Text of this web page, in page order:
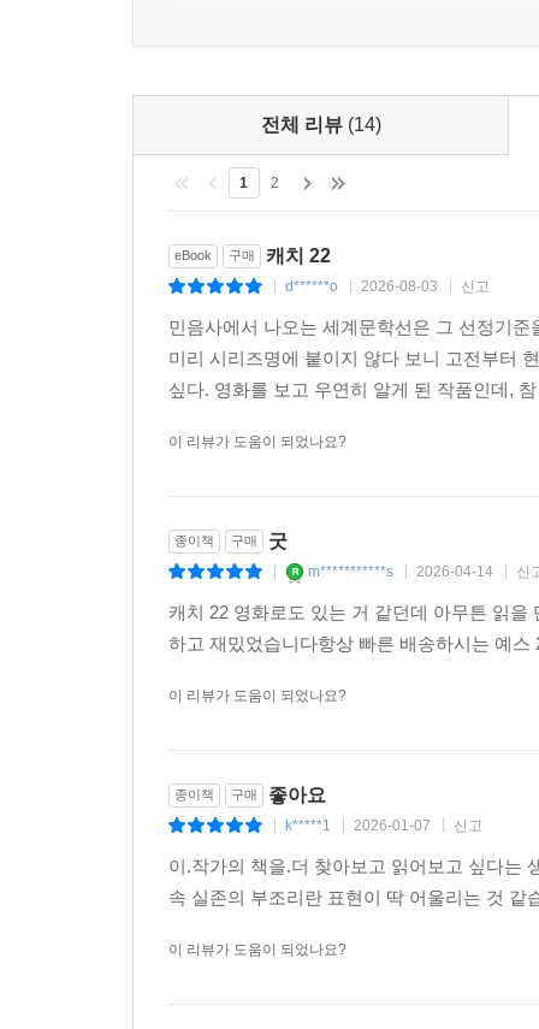
문안을 끝까지 열심히 읽어야 했다.
(catch)’이라는 의미로 활용한 암시 용법이었고
꼼짝달싹 못하게 만드는 ‘함정’과 ‘올가미’와
까다롭기 짝이 없는 “함정이 있는 난관”이나, 전
영어권에서 모순에 가득 찬 관료제도 따위를 일
동음이의 기법으로 쓰였다. 말하자면 Catch-22의
news)과 나쁜 소식(bad news) 가운데 어느 쪽
그래서 그는 단편 소설 몇 편을 발표하여 호평을
코르시카로 가서는 프랑스와 이탈리아로 출격
《뉴욕 타임스》에서 밝혔듯이, 그는 서른일곱
놀이라도 하는 기분이었다. 나는 할리우드 영화
■ 전복의 미학 『캐치-22』는 반전 시기 헬러 자신
쉴 새 없이 웃긴, 그러나 웃기에는 너무나 잔혹한
2차 세계 대전이 막바지로 치닫던 1944년, 지중
전체 리뷰 (14)
1 2
eBook 구매 캐치 22
d******o 2026-08-03 신고
민음사에서 나오는 세계문학선은 그 선정기
미리 시리즈명에 붙이지 않다 보니 고전부터
싶다. 영화를 보고 우연히 알게 된 작품인데,
이 리뷰가 도움이 되었나요?
종이책 구매 굿
m***********s 2026-04-14 신
캐치 22 영화로도 있는 거 같던데 아무튼 읽
하고 재밌었습니다항상 빠른 배송하시는 예
이 리뷰가 도움이 되었나요?
종이책 구매 좋아요
k*****1 2026-01-07 신고
이.작가의 책을.더 찾아보고 읽어보고 싶다는
속 실존의 부조리란 표현이 딱 어울리는 것
이 리뷰가 도움이 되었나요?